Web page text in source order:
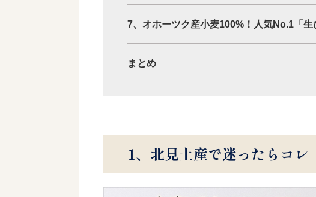
7、オホーツク産小麦100%！人気No.1「生
まとめ
1、北見土産で迷ったらコレ